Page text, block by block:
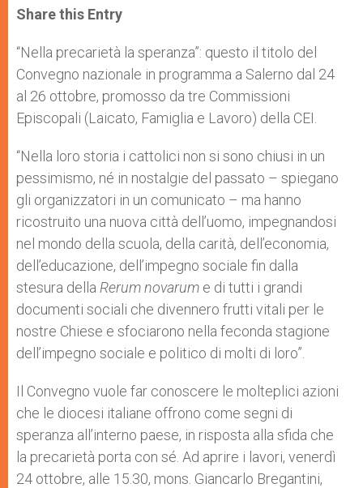
t
s
p
p
s
e
g
e
r
e
b
o
k
r
Share this Entry
“Nella precarietà la speranza”: questo il titolo del
Convegno nazionale in programma a Salerno dal 24
al 26 ottobre, promosso da tre Commissioni
Episcopali (Laicato, Famiglia e Lavoro) della CEI.
“Nella loro storia i cattolici non si sono chiusi in un
pessimismo, né in nostalgie del passato – spiegano
gli organizzatori in un comunicato – ma hanno
ricostruito una nuova città dell’uomo, impegnandosi
nel mondo della scuola, della carità, dell’economia,
dell’educazione, dell’impegno sociale fin dalla
stesura della Rerum novarum e di tutti i grandi
documenti sociali che divennero frutti vitali per le
nostre Chiese e sfociarono nella feconda stagione
dell’impegno sociale e politico di molti di loro”.
Il Convegno vuole far conoscere le molteplici azioni
che le diocesi italiane offrono come segni di
speranza all’interno paese, in risposta alla sfida che
la precarietà porta con sé. Ad aprire i lavori, venerdì
24 ottobre, alle 15.30, mons. Giancarlo Bregantini,